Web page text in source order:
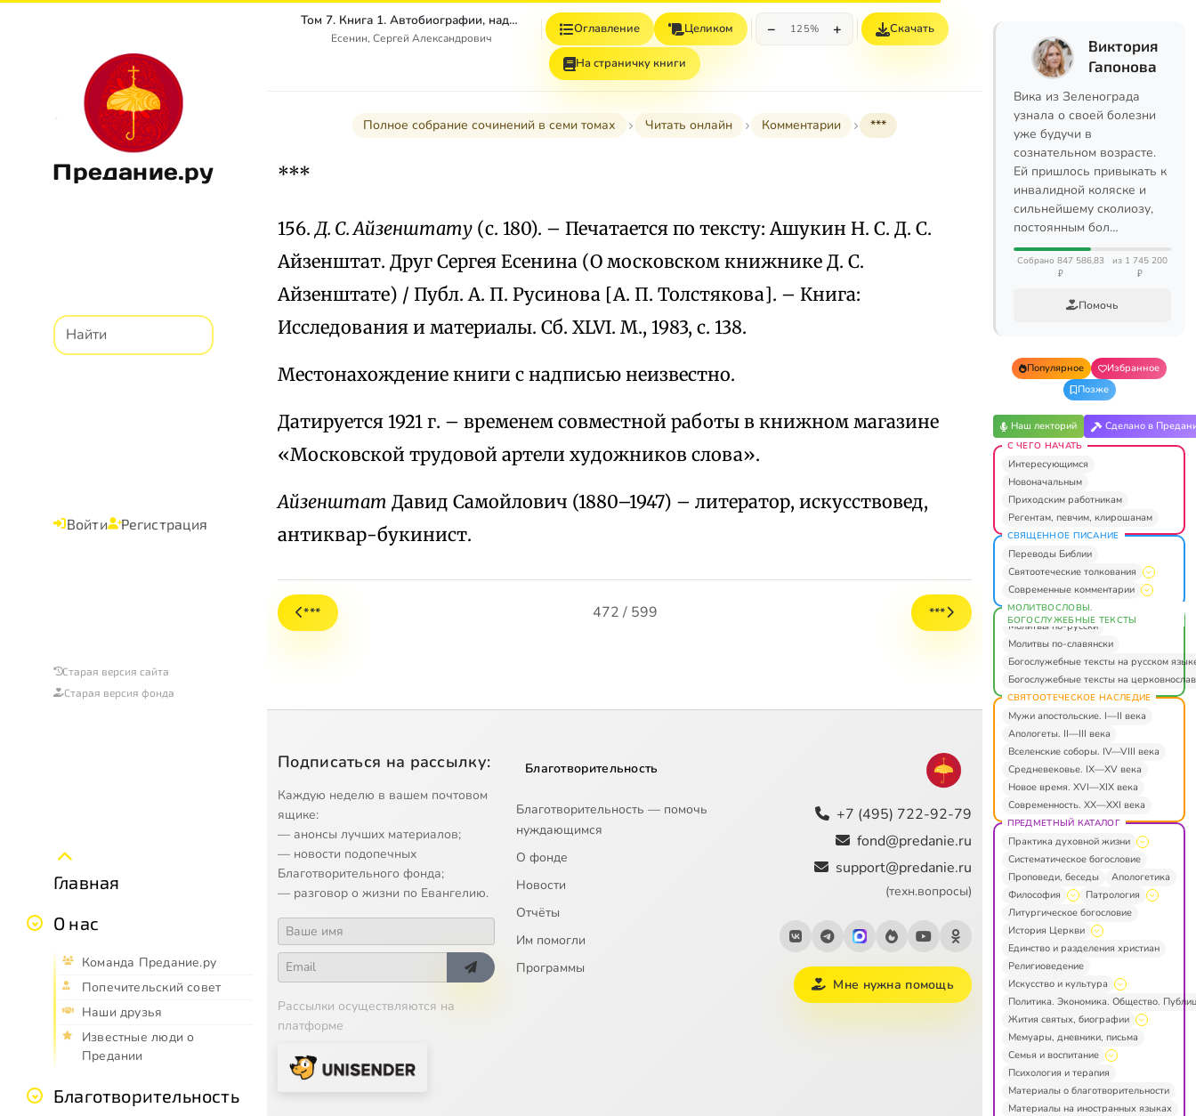
Предание.ру
Войти Регистрация
Старая версия сайта
Старая версия фонда
Главная
О нас
Команда Предание.ру
Попечительский совет
Наши друзья
Известные люди о
Предании
Благотворительность
Том 7. Книга 1. Автобиографии, надписи и др
Есенин, Сергей Александрович
Оглавление Целиком − 125% + Скачать
На страничку книги
Полное собрание сочинений в семи томах Читать онлайн Комментарии ***
***
156. Д. С. Айзенштату (с. 180). – Печатается по тексту: Ашукин Н. С. Д. С.
Айзенштат. Друг Сергея Есенина (О московском книжнике Д. С.
Айзенштате) / Публ. А. П. Русинова [А. П. Толстякова]. – Книга:
Исследования и материалы. Сб. XLVI. М., 1983, с. 138.
Местонахождение книги с надписью неизвестно.
Датируется 1921 г. – временем совместной работы в книжном магазине
«Московской трудовой артели художников слова».
Айзенштат Давид Самойлович (1880–1947) – литератор, искусствовед,
антиквар-букинист.
*** 472 / 599 ***
Подписаться на рассылку:
Каждую неделю в вашем почтовом
ящике:
— анонсы лучших материалов;
— новости подопечных
Благотворительного фонда;
— разговор о жизни по Евангелию.
Рассылки осуществляются на
платформе
Благотворительность
Благотворительность — помочь
нуждающимся
О фонде
Новости
Отчёты
Им помогли
Программы
+7 (495) 722-92-79
fond@predanie.ru
support@predanie.ru
(техн.вопросы)
Мне нужна помощь
Виктория
Гапонова
Вика из Зеленограда
узнала о своей болезни
уже будучи в
сознательном возрасте.
Ей пришлось привыкать к
инвалидной коляске и
сильнейшему сколиозу,
постоянным бол…
Собрано 847 586,83
₽
из 1 745 200
₽
Помочь
Популярное
Избранное
Позже
Наш лекторий Сделано в
С ЧЕГО НАЧАТЬ
Интересующимся
Новоначальным
Приходским работникам
Регентам, певчим, клирошанам
СВЯЩЕННОЕ ПИСАНИЕ
Переводы Библии
Святоотеческие толкования
Современные комментарии
МОЛИТВОСЛОВЫ.
БОГОСЛУЖЕБНЫЕ ТЕКСТЫ
Молитвы по-русски
Молитвы по-славянски
Богослужебные тексты на русском
Богослужебные тексты на
СВЯТООТЕЧЕСКОЕ НАСЛЕДИЕ
Мужи апостольские. I—II века
Апологеты. II—III века
Вселенские соборы. IV—VIII века
Средневековье. IX—XV века
Новое время. XVI—XIX века
Современность. XX—XXI века
ПРЕДМЕТНЫЙ КАТАЛОГ
Практика духовной жизни
Систематическое богословие
Проповеди, беседы
Апологетика
Философия
Патрология
Литургическое богословие
История Церкви
Единство и разделения христиан
Религиоведение
Искусство и культура
Политика. Экономика. Общество.
Жития святых, биографии
Мемуары, дневники, письма
Семья и воспитание
Психология и терапия
Материалы о благотворительности
Материалы на иностранных языках